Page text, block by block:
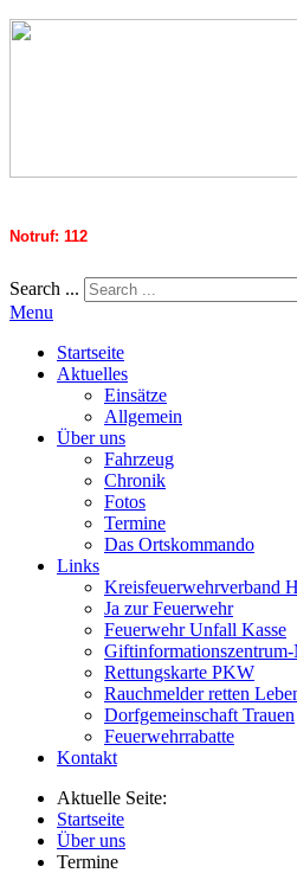
Notruf: 112
Search ...
Menu
Startseite
Aktuelles
Einsätze
Allgemein
Über uns
Fahrzeug
Chronik
Fotos
Termine
Das Ortskommando
Links
Kreisfeuerwehrverband
Ja zur Feuerwehr
Feuerwehr Unfall Kasse
Rettungskarte PKW
Rauchmelder retten
Dorfgemeinschaft Trauen
Feuerwehrrabatte
Kontakt
Aktuelle Seite:
Startseite
Über uns
Termine